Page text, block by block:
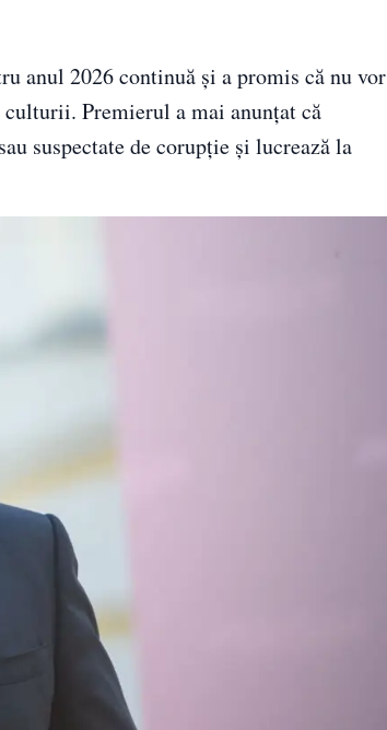
anul 2026 continuă și a promis că nu vor
Premierul a mai anunțat că
suspectate de corupție și lucrează la